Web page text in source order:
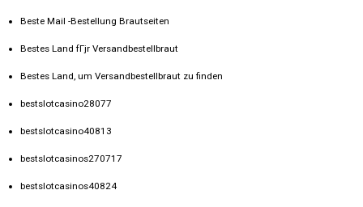
Beste Mail -Bestellung Brautseiten
Bestes Land fГјr Versandbestellbraut
Bestes Land, um Versandbestellbraut zu finden
bestslotcasino28077
bestslotcasino40813
bestslotcasinos270717
bestslotcasinos40824